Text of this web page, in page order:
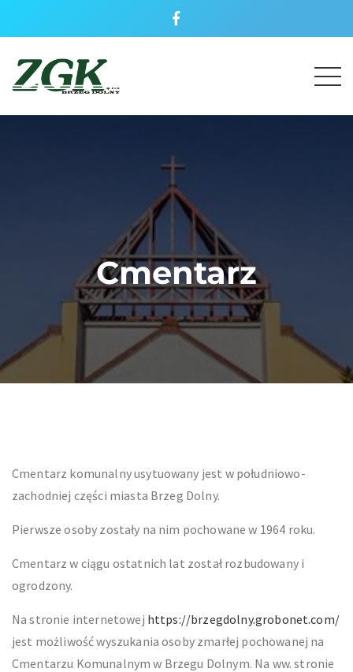
Cmentarz
Cmentarz komunalny usytuowany jest w południowo-
zachodniej części miasta Brzeg Dolny.
Pierwsze osoby zostały na nim pochowane w 1964 roku.
Cmentarz w ciągu ostatnich lat został rozbudowany i
ogrodzony.
Na stronie internetowej https://brzegdolny.grobonet.com/
jest możliwość wyszukania osoby zmarłej pochowanej na
Cmentarzu Komunalnym w Brzegu Dolnym. Na ww. stronie